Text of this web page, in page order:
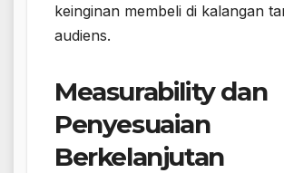
keinginan membeli di kalangan
audiens.
Measurability dan
Penyesuaian
Berkelanjutan